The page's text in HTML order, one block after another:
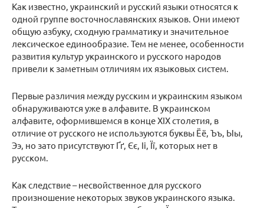
Как известно, украинский и русский языки относятся к
одной группе восточнославянских языков. Они имеют
общую азбуку, сходную грамматику и значительное
лексическое единообразие. Тем не менее, особенности
развития культур украинского и русского народов
привели к заметным отличиям их языковых систем.
Первые различия между русским и украинским языком
обнаруживаются уже в алфавите. В украинском
алфавите, оформившемся в конце XIX столетия, в
отличие от русского не используются буквы Ёё, Ъъ, Ыы,
Ээ, но зато присутствуют Ґґ, Єє, Іі, Її, которых нет в
русском.
Как следствие – несвойственное для русского
произношение некоторых звуков украинского языка.